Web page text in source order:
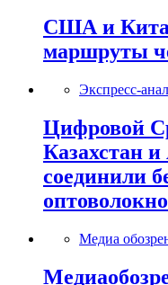
США и
маршруты
Экспресс-
Цифровой
Казахстан
соединили
Медиа